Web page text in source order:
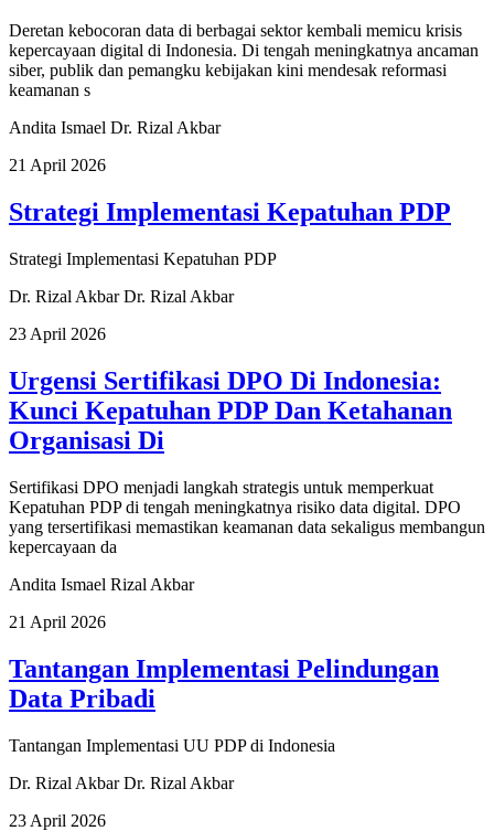
Deretan kebocoran data di berbagai sektor kembali memicu krisis
kepercayaan digital di Indonesia. Di tengah meningkatnya ancaman
siber, publik dan pemangku kebijakan kini mendesak reformasi
keamanan s
Andita Ismael Dr. Rizal Akbar
21 April 2026
Strategi Implementasi Kepatuhan PDP
Strategi Implementasi Kepatuhan PDP
Dr. Rizal AkbarDr. Rizal Akbar
23 April 2026
Urgensi Sertifikasi DPO Di Indonesia:
Kunci Kepatuhan PDP Dan Ketahanan
Organisasi Di
Sertifikasi DPO menjadi langkah strategis untuk memperkuat
Kepatuhan PDP di tengah meningkatnya risiko data digital. DPO
yang tersertifikasi memastikan keamanan data sekaligus membangun
kepercayaan da
Andita Ismael Rizal Akbar
21 April 2026
Tantangan Implementasi Pelindungan
Data Pribadi
Tantangan Implementasi UU PDP di Indonesia
Dr. Rizal AkbarDr. Rizal Akbar
23 April 2026